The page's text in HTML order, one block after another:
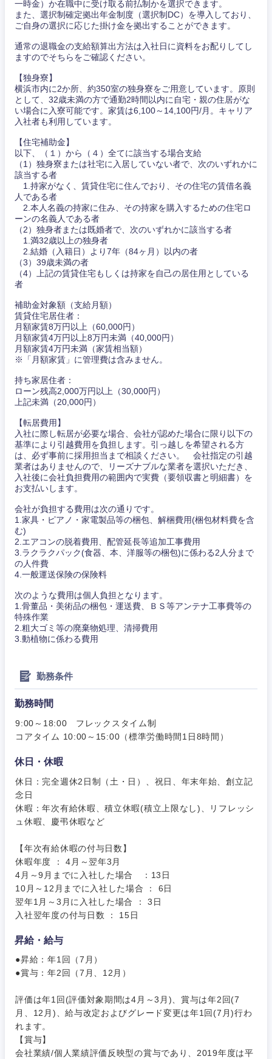
一時金）か在職中に受け取る前払制かを選択できます。
また、選択制確定拠出年金制度（選択制DC）を導入しており、
ご自身の選択に応じた掛け金を拠出することができます。
通常の退職金の支給額算出方法は入社日に資料をお配りしてし
ますのでそちらをご確認ください。
【独身寮】
横浜市内に2か所、約350室の独身寮をご用意しています。原則
として、32歳未満の方で通勤2時間以内に自宅・親の住居がな
い場合に入寮可能です。家賃は6,100～14,100円/月。キャリア
入社者も利用しています。
【住宅補助金】
以下、（１）から（４）全てに該当する場合支給
（1）独身寮または社宅に入居していない者で、次のいずれかに
該当する者
1.持家がなく、賃貸住宅に住んでおり、その住宅の賃借名義
人である者
2.本人名義の持家に住み、その持家を購入するための住宅ロ
ーンの名義人である者
（2）独身者または既婚者で、次のいずれかに該当する者
1.満32歳以上の独身者
2.結婚（入籍日）より7年（84ヶ月）以内の者
（3）39歳未満の者
（4）上記の賃貸住宅もしくは持家を自己の居住用としている
者
補助金対象額（支給月額）
賃貸住宅居住者：
月額家賃8万円以上（60,000円）
月額家賃4万円以上8万円未満（40,000円）
月額家賃4万円未満（家賃相当額）
※「月額家賃」に管理費は含みません。
持ち家居住者：
ローン残高2,000万円以上（30,000円）
上記未満（20,000円）
【転居費用】
入社に際し転居が必要な場合、会社が認めた場合に限り以下の
基準により引越費用を負担します。引っ越しを希望される方
は、必ず事前に採用担当まで相談ください。 会社指定の引越
業者はありませんので、リーズナブルな業者を選択いただき、
入社後に会社負担費用の範囲内で実費（要領収書と明細書）を
お支払いします。
会社が負担する費用は次の通りです。
1.家具・ピアノ・家電製品等の梱包、解梱費用(梱包材料費を含
む)
2.エアコンの脱着費用、配管延長等追加工事費用
3.ラクラクパック(食器、本、洋服等の梱包)に係わる2人分まで
の人件費
4.一般運送保険の保険料
次のような費用は個人負担となります。
1.骨董品・美術品の梱包・運送費、ＢＳ等アンテナ工事費等の
特殊作業
2.粗大ゴミ等の廃棄物処理、清掃費用
3.動植物に係わる費用
勤務条件
勤務時間
9:00～18:00 フレックスタイム制
コアタイム 10:00～15:00（標準労働時間1日8時間）
休日・休暇
休日：完全週休2日制（土・日）、祝日、年末年始、創立記
念日
休暇：年次有給休暇、積立休暇(積立上限なし)、リフレッシ
ュ休暇、慶弔休暇など
【年次有給休暇の付与日数】
休暇年度 ： 4月～翌年3月
4月～9月までに入社した場合 ：13日
10月～12月までに入社した場合 ： 6日
翌年1月～3月に入社した場合 ： 3日
入社翌年度の付与日数 ： 15日
昇給・給与
●昇給：年1回（7月）
●賞与：年2回（7月、12月）
評価は年1回(評価対象期間は4月～3月)、賞与は年2回(7
月、12月)、給与改定およびグレード変更は年1回(7月)行わ
れます。
【賞与】
会社業績/個人業績評価反映型の賞与であり、2019年度は平
東海地方
岐阜県 静岡県
愛知県